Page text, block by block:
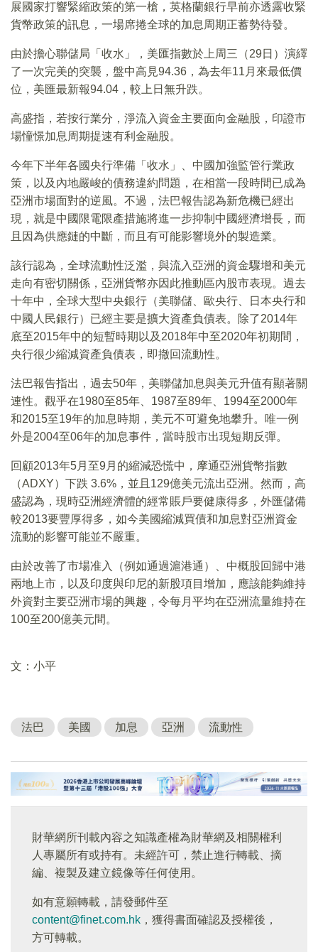
展國家打響緊縮政策的第一槍，英格蘭銀行早前亦透露收緊
貨幣政策的訊息，一場席捲全球的加息周期正蓄勢待發。
由於擔心聯儲局「收水」，美匯指數於上周三（29日）演繹
了一次完美的突襲，盤中高見94.36，為去年11月來最低價
位，美匯最新報94.04，較上日無升跌。
高盛指，若按行業分，淨流入資金主要面向金融股，印證市
場憧憬加息周期提速有利金融股。
今年下半年各國央行準備「收水」、中國加強監管行業政
策，以及內地嚴峻的債務違約問題，在相當一段時間已成為
亞洲市場面對的逆風。不過，法巴報告認為新危機已經出
現，就是中國限電限產措施將進一步抑制中國經濟增長，而
且因為供應鏈的中斷，而且有可能影響境外的製造業。
該行認為，全球流動性泛濫，與流入亞洲的資金驟增和美元
走向有密切關係，亞洲貨幣亦因此推動區內股市表現。過去
十年中，全球大型中央銀行（美聯儲、歐央行、日本央行和
中國人民銀行）已經主要是擴大資產負債表。除了2014年
底至2015年中的短暫時期以及2018年中至2020年初期間，
央行很少縮減資產負債表，即撤回流動性。
法巴報告指出，過去50年，美聯儲加息與美元升值有顯著關
連性。觀乎在1980至85年、1987至89年、1994至2000年
和2015至19年的加息時期，美元不可避免地攀升。唯一例
外是2004至06年的加息事件，當時股市出現短期反彈。
回顧2013年5月至9月的縮減恐慌中，摩通亞洲貨幣指數
（ADXY）下跌 3.6%，並且129億美元流出亞洲。然而，高
盛認為，現時亞洲經濟體的經常賬戶要健康得多，外匯儲備
較2013要豐厚得多，如今美國縮減買債和加息對亞洲資金
流動的影響可能並不嚴重。
由於改善了市場准入（例如通過滬港通）、中概股回歸中港
兩地上市，以及印度與印尼的新股項目增加，應該能夠維持
外資對主要亞洲市場的興趣，令每月平均在亞洲流量維持在
100至200億美元間。
文：小平
法巴 美國 加息 亞洲 流動性
財華網所刊載內容之知識產權為財華網及相關權利
人專屬所有或持有。未經許可，禁止進行轉載、摘
編、複製及建立鏡像等任何使用。
如有意願轉載，請發郵件至
content@finet.com.hk ，獲得書面確認及授權後，
方可轉載。